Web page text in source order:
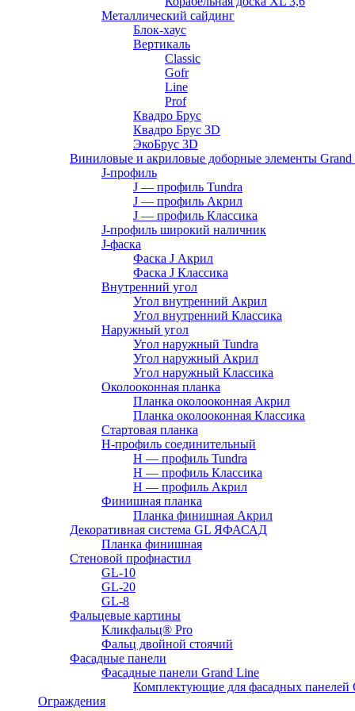
Металлический сайдинг
Блок-хаус
Вертикаль
Classic
Gofr
Line
Prof
Квадро Брус
Квадро Брус 3D
ЭкоБрус 3D
Виниловые и акриловые доборные элементы Grand
J-профиль
J — профиль Tundra
J — профиль Акрил
J — профиль Классика
J-профиль широкий наличник
J-фаска
Фаска J Акрил
Фаска J Классика
Внутренний угол
Угол внутренний Акрил
Угол внутренний Классика
Наружный угол
Угол наружный Tundra
Угол наружный Акрил
Угол наружный Классика
Околооконная планка
Планка околооконная Акрил
Планка околооконная Классика
Стартовая планка
H-профиль соединительный
Н — профиль Tundra
H — профиль Классика
Н — профиль Акрил
Финишная планка
Планка финишная Акрил
Декоративная система GL ЯФАСАД
Планка финишная
Стеновой профнастил
GL-10
GL-20
GL-8
Фальцевые картины
Кликфальц® Pro
Фальц двoйной стоячий
Фасадные панели
Фасадные панели Grand Line
Комплектующие для фасадных панелей
Ограждения